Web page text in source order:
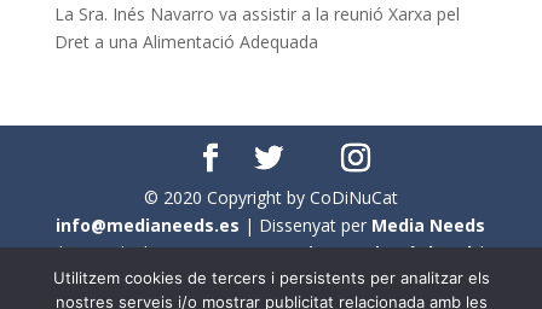
La Sra. Inés Navarro va assistir a la reunió Xarxa pel
Dret a una Alimentació Adequada
© 2020 Copyright by CoDiNuCat
info@medianeeds.es | Dissenyat per Media Needs
| Tots els drets reservats aCoDiNuCat |Avís legal|
Avís per cookies
Utilitzem cookies de tercers i persistents per analitzar els
nostres serveis i/o mostrar publicitat relacionada amb les